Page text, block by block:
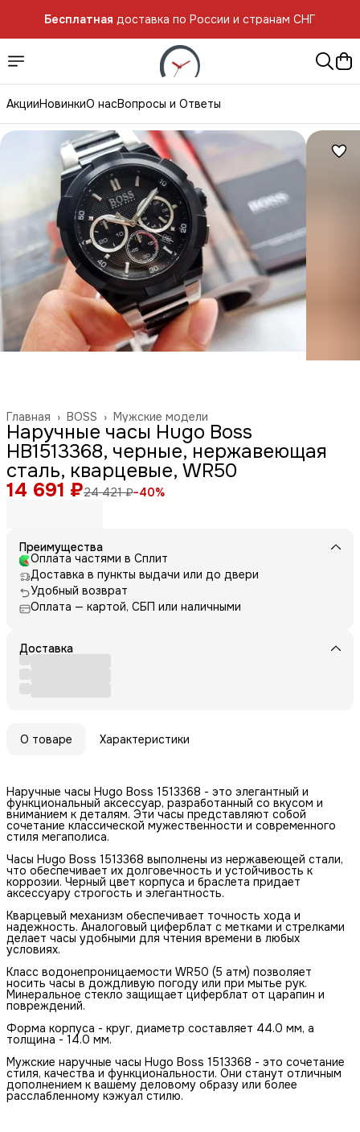
Бесплатная доставка по России и странам СНГ
АкцииНовинкиО насВопросы и Ответы
Мужские модели
BOSS ›
Главная ›
Наручные часы Hugo Boss
HB1513368, черные, нержавеющая
сталь, кварцевые, WR50
14 691 ₽24 421 ₽−40%
Преимущества
Оплата частями в Сплит
Доставка в пункты выдачи или до двери
Удобный возврат
Оплата — картой, СБП или наличными
Доставка
О товаре Характеристики
Наручные часы Hugo Boss 1513368 - это элегантный и
функциональный аксессуар, разработанный со вкусом и
вниманием к деталям. Эти часы представляют собой
сочетание классической мужественности и современного
стиля мегаполиса.
Часы Hugo Boss 1513368 выполнены из нержавеющей стали,
что обеспечивает их долговечность и устойчивость к
коррозии. Черный цвет корпуса и браслета придает
аксессуару строгость и элегантность.
Кварцевый механизм обеспечивает точность хода и
надежность. Аналоговый циферблат с метками и стрелками
делает часы удобными для чтения времени в любых
условиях.
Класс водонепроницаемости WR50 (5 атм) позволяет
носить часы в дождливую погоду или при мытье рук.
Минеральное стекло защищает циферблат от царапин и
повреждений.
Форма корпуса - круг, диаметр составляет 44.0 мм, а
толщина - 14.0 мм.
Мужские наручные часы Hugo Boss 1513368 - это сочетание
стиля, качества и функциональности. Они станут отличным
дополнением к вашему деловому образу или более
расслабленному кэжуал стилю.